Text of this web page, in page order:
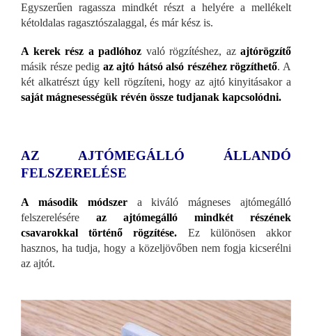
Egyszerűen ragassza mindkét részt a helyére a mellékelt
kétoldalas ragasztószalaggal, és már kész is.
A kerek rész a padlóhoz való rögzítéshez, az ajtórögzítő
másik része pedig az ajtó hátsó alsó részéhez rögzíthető. A
két alkatrészt úgy kell rögzíteni, hogy az ajtó kinyitásakor a
saját mágnesességük révén össze tudjanak kapcsolódni.
AZ AJTÓMEGÁLLÓ ÁLLANDÓ
FELSZERELÉSE
A második módszera kiváló mágneses ajtómegálló
felszerelésére az ajtómegálló mindkét részének
csavarokkal történő rögzítése. Ez különösen akkor
hasznos, ha tudja, hogy a közeljövőben nem fogja kicserélni
az ajtót.